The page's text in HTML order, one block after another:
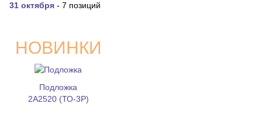
31 октября - 7 позиций
НОВИНКИ
Подложка
2A2520 (ТО-3Р)